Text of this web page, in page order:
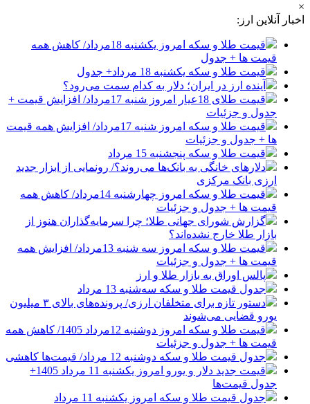
×
اخبار آنلاین ارز:
قیمت طلا و سکه امروز یکشنبه 18مرداد/ کاهش همه
قیمت ها + جدول
قیمت طلا و سکه یکشنبه 18 مرداد+ جدول
آینده ارز در ایران؛ دلار به کدام سمت می‌رود؟
قیمت طلای 18عیار امروز شنبه 17مرداد/ افزایش قیمت +
جدول و جزئیات
قیمت طلا و سکه امروز شنبه 17مرداد/ افزایش همه قیمت
ها + جدول و جزئیات
قیمت طلا و سکه پنجشنبه 15 مرداد
دلارهای خانگی به بانک‌ها می‌روند؟/ رونمایی از ابزار جدید
ارزی بانک مرکزی
قیمت طلا و سکه امروز چهارشنبه 14مرداد/ کاهش همه
قیمت ها + جدول و جزئیات
گزارش شورای جهانی طلا؛ چرا سرمایه‌گذاران هنوز از
بازار طلا خارج نشده‌اند؟
قیمت طلا و سکه امروز سه شنبه 13مرداد/ افزایش همه
قیمت ها + جدول و جزئیات
پالس اوراق به بازار طلا و ارز
جدول قیمت طلا و سکه سه‌شنبه 13 مرداد
دستور تازه برای متخلفان ارزی/ پرونده‌های بالای ۳ میلیون
یورو قضایی می‌شوند
قیمت طلا و سکه امروز دوشنبه 12مرداد 1405/ کاهش همه
قیمت ها + جدول و جزئیات
جدول قیمت طلا و سکه دوشنبه 12 مرداد/ قیمت‌ها کاهشی
قیمت جدید دلار و یورو امروز یکشنبه 11 مرداد 1405+
جدول قیمت‌ها
جدول قیمت طلا و سکه امروز یکشنبه 11 مرداد